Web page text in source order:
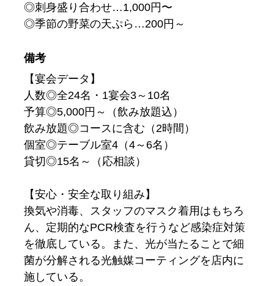
◎刺身盛り合わせ…1,000円〜
◎季節の野菜の天ぷら…200円～
備考
【宴会データ】
人数◎全24名・1宴会3～10名
予算◎5,000円～（飲み放題込）
飲み放題◎コースに含む（2時間）
個室◎テーブル室4（4～6名）
貸切◎15名～（応相談）
【安心・安全な取り組み】
換気や消毒、スタッフのマスク着用はもちろ
ん、定期的なPCR検査を行うなど感染症対策
を徹底している。また、光が当たることで細
菌が分解される光触媒コーティングを店内に
施している。